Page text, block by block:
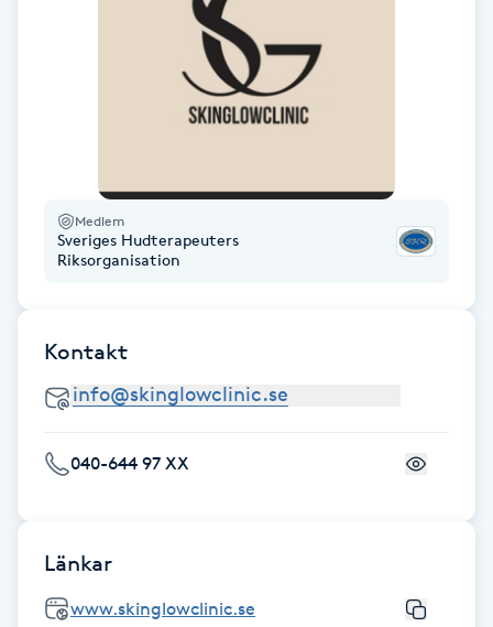
Fransborttagning
Fransfärgning
Fransförlängning Megavolym
Fransförlängning Volym
Fransk manikyr
Fransrengöring
Medlem
Sveriges Hudterapeuters
Riksorganisation
Kontakt
040-644 97 XX
Länkar
www.skinglowclinic.se